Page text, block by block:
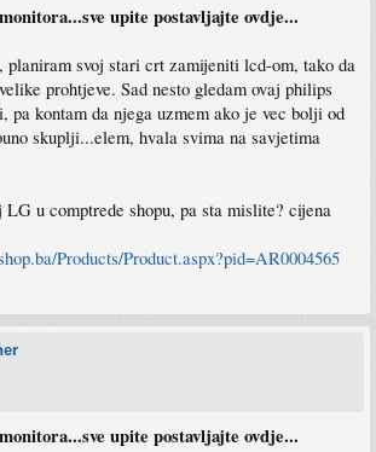
upite postavljajte ovdje...
planiram svoj stari crt zamijeniti lcd-om, tako da
prohtjeve. Sad nesto gledam ovaj philips
pa kontam da njega uzmem ako je vec bolji od
skuplji...elem, hvala svima na savjetima
u comptrede shopu, pa sta mislite? cijena
Products/Product.aspx?pid=AR0004565
upite postavljajte ovdje...